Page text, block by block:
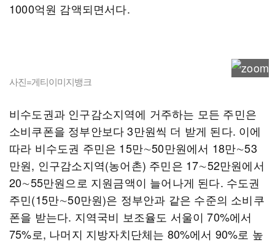
1000억원 감액되면서다.
사진=게티이미지뱅크
비수도권과 인구감소지역에 거주하는 모든 주민은
소비쿠폰을 정부안보다 3만원씩 더 받게 된다. 이에
따라 비수도권 주민은 15만∼50만원에서 18만∼53
만원, 인구감소지역(농어촌) 주민은 17∼52만원에서
20∼55만원으로 지원금액이 늘어나게 된다. 수도권
주민(15만∼50만원)은 정부안과 같은 수준의 소비쿠
폰을 받는다. 지역국비 보조율도 서울이 70%에서
75%로, 나머지 지방자치단체는 80%에서 90%로 높